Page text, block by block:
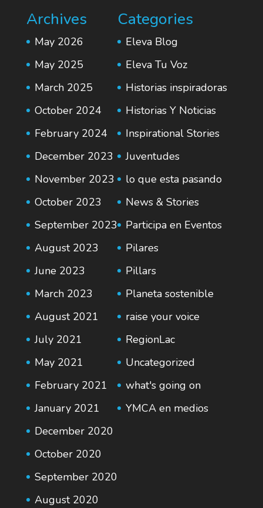
Archives
May 2026
May 2025
March 2025
October 2024
February 2024
December 2023
November 2023
October 2023
September 2023
August 2023
June 2023
March 2023
August 2021
July 2021
May 2021
February 2021
January 2021
December 2020
October 2020
September 2020
August 2020
Categories
Eleva Blog
Eleva Tu Voz
Historias inspiradoras
Historias Y Noticias
Inspirational Stories
Juventudes
lo que esta pasando
News & Stories
Participa en Eventos
Pilares
Pillars
Planeta sostenible
raise your voice
RegionLac
Uncategorized
what's going on
YMCA en medios